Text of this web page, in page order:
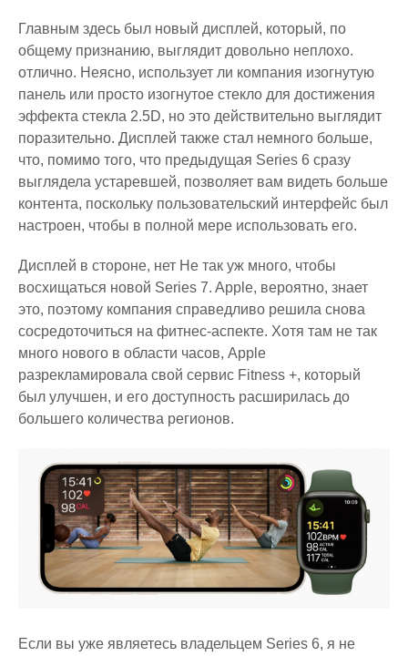
Главным здесь был новый дисплей, который, по
общему признанию, выглядит довольно неплохо.
отлично. Неясно, использует ли компания изогнутую
панель или просто изогнутое стекло для достижения
эффекта стекла 2.5D, но это действительно выглядит
поразительно. Дисплей также стал немного больше,
что, помимо того, что предыдущая Series 6 сразу
выглядела устаревшей, позволяет вам видеть больше
контента, поскольку пользовательский интерфейс был
настроен, чтобы в полной мере использовать его.
Дисплей в стороне, нет Не так уж много, чтобы
восхищаться новой Series 7. Apple, вероятно, знает
это, поэтому компания справедливо решила снова
сосредоточиться на фитнес-аспекте. Хотя там не так
много нового в области часов, Apple
разрекламировала свой сервис Fitness +, который
был улучшен, и его доступность расширилась до
большего количества регионов.
Если вы уже являетесь владельцем Series 6, я не